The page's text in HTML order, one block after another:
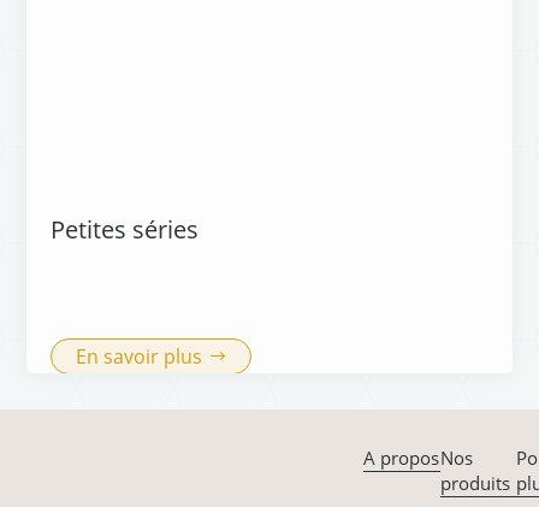
Petites séries
En savoir plus
A proposNos
produits